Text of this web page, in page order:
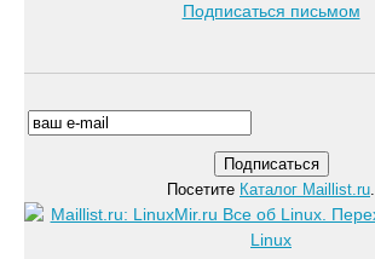
Подписаться письмом
Посетите Каталог Maillist.ru.